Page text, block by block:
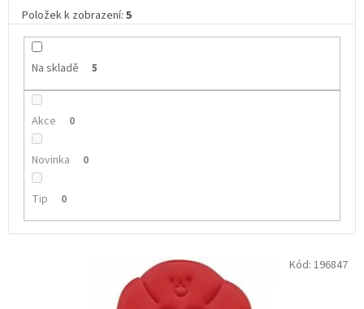
ů
Na skladě 5
Akce 0
Novinka 0
Tip 0
Položek k zobrazení: 5
Kód: 196847